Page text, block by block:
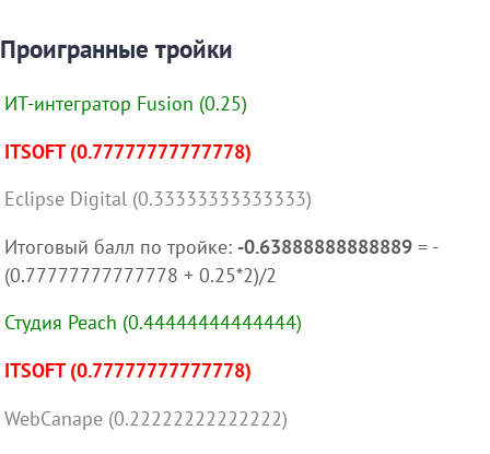
Проигранные тройки
ИТ-интегратор Fusion (0.25)
ITSOFT (0.77777777777778)
Eclipse Digital (0.33333333333333)
Итоговый балл по тройке: -0.63888888888889 = -
(0.77777777777778 + 0.25*2)/2
Студия Peach (0.44444444444444)
ITSOFT (0.77777777777778)
WebCanape (0.22222222222222)